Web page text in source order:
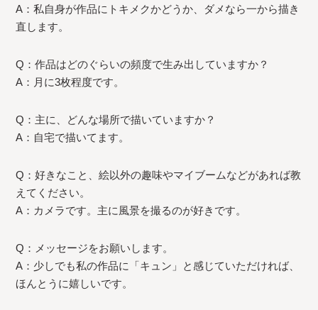
A：私自身が作品にトキメクかどうか、ダメなら一から描き
直します。
Q：作品はどのぐらいの頻度で生み出していますか？
A：月に3枚程度です。
Q：主に、どんな場所で描いていますか？
A：自宅で描いてます。
Q：好きなこと、絵以外の趣味やマイブームなどがあれば教
えてください。
A：カメラです。主に風景を撮るのが好きです。
Q：メッセージをお願いします。
A：少しでも私の作品に「キュン」と感じていただければ、
ほんとうに嬉しいです。